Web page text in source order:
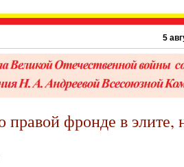
5 августа
правой фронде в элите,